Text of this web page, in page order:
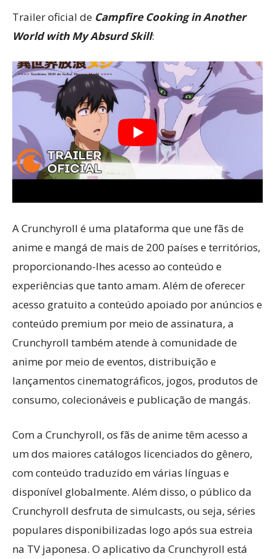
Trailer oficial de Campfire Cooking in Another
World with My Absurd Skill:
A Crunchyroll é uma plataforma que une fãs de
anime e mangá de mais de 200 países e territórios,
proporcionando-lhes acesso ao conteúdo e
experiências que tanto amam. Além de oferecer
acesso gratuito a conteúdo apoiado por anúncios e
conteúdo premium por meio de assinatura, a
Crunchyroll também atende à comunidade de
anime por meio de eventos, distribuição e
lançamentos cinematográficos, jogos, produtos de
consumo, colecionáveis e publicação de mangás.
Com a Crunchyroll, os fãs de anime têm acesso a
um dos maiores catálogos licenciados do gênero,
com conteúdo traduzido em várias línguas e
disponível globalmente. Além disso, o público da
Crunchyroll desfruta de simulcasts, ou seja, séries
populares disponibilizadas logo após sua estreia
na TV japonesa. O aplicativo da Crunchyroll está